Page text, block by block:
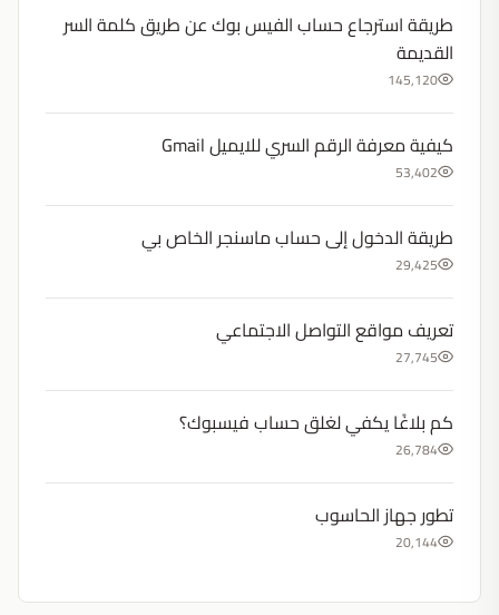
طريقة استرجاع حساب الفيس بوك عن طريق كلمة السر
القديمة
145,120
كيفية معرفة الرقم السري للايميل Gmail
53,402
طريقة الدخول إلى حساب ماسنجر الخاص بي
29,425
تعريف مواقع التواصل الاجتماعي
27,745
كم بلاغًا يكفي لغلق حساب فيسبوك؟
26,784
تطور جهاز الحاسوب
20,144